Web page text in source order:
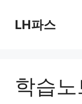
LH파스
학습노